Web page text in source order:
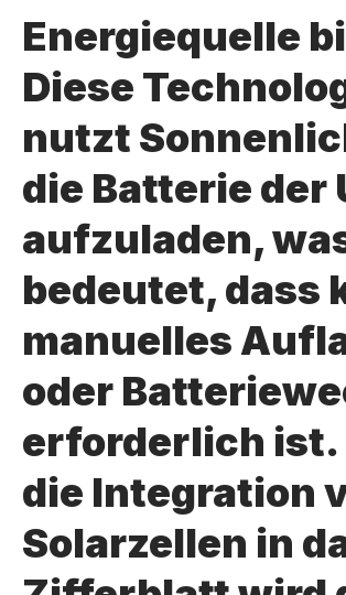
Energiequelle
Diese
nutzt
die Batterie der
aufzuladen,
bedeutet, dass
manuelles
oder
erforderlich ist.
die Integration
Solarzellen in